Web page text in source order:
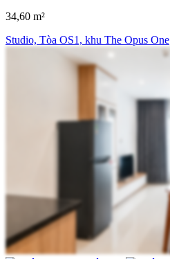
34,60 m²
Studio, Tòa OS1, khu The Opus One